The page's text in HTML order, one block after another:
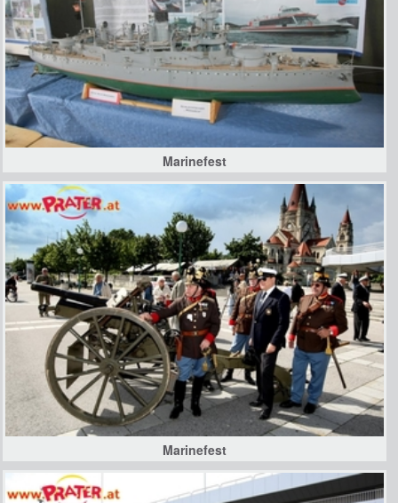
Marinefest
Marinefest